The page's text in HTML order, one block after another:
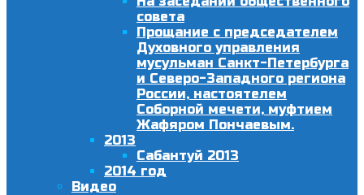
совета
Прощание с председателем
Духовного управления
мусульман Санкт-Петербурга
и Северо-Западного региона
России, настоятелем
Соборной мечети, муфтием
Жафяром Пончаевым.
2013
Сабантуй 2013
2014 год
Видео